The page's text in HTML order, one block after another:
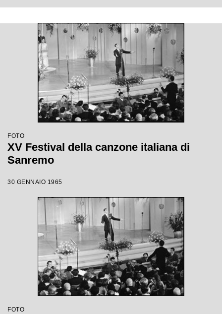
FOTO
XV Festival della canzone italiana di
Sanremo
30 GENNAIO 1965
FOTO